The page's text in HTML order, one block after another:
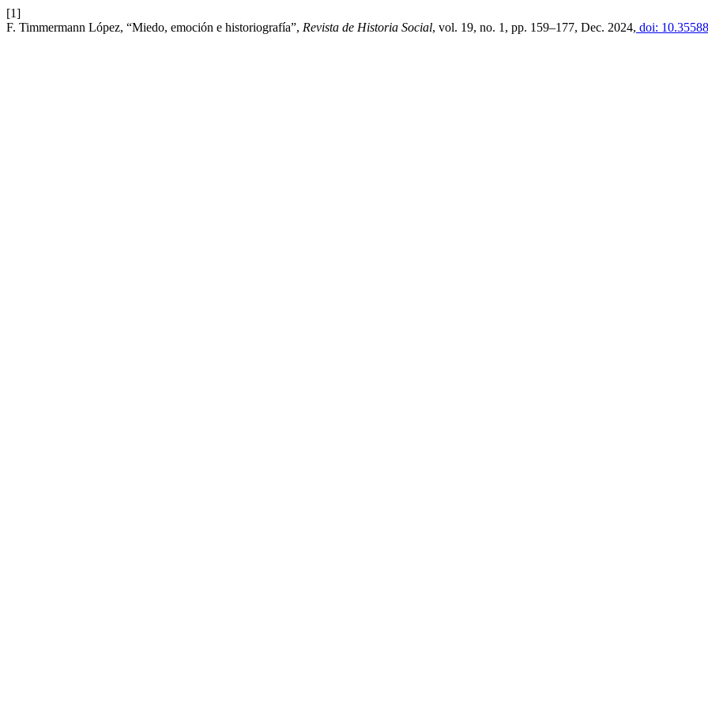
[1]
F. Timmermann López, “Miedo, emoción e historiografía”, Revista de Historia Social, vol. 19, no. 1, pp. 159–177, Dec. 2024, doi: